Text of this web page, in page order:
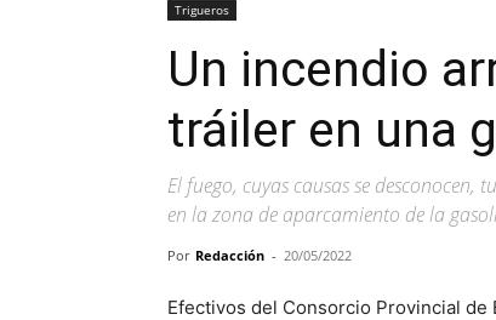
Trigueros
Un incendio
tráiler en una
El fuego, cuyas causas se
en la zona de aparcamiento de la
Por Redacción - 20/05/2022
Efectivos del Consorcio Provincial